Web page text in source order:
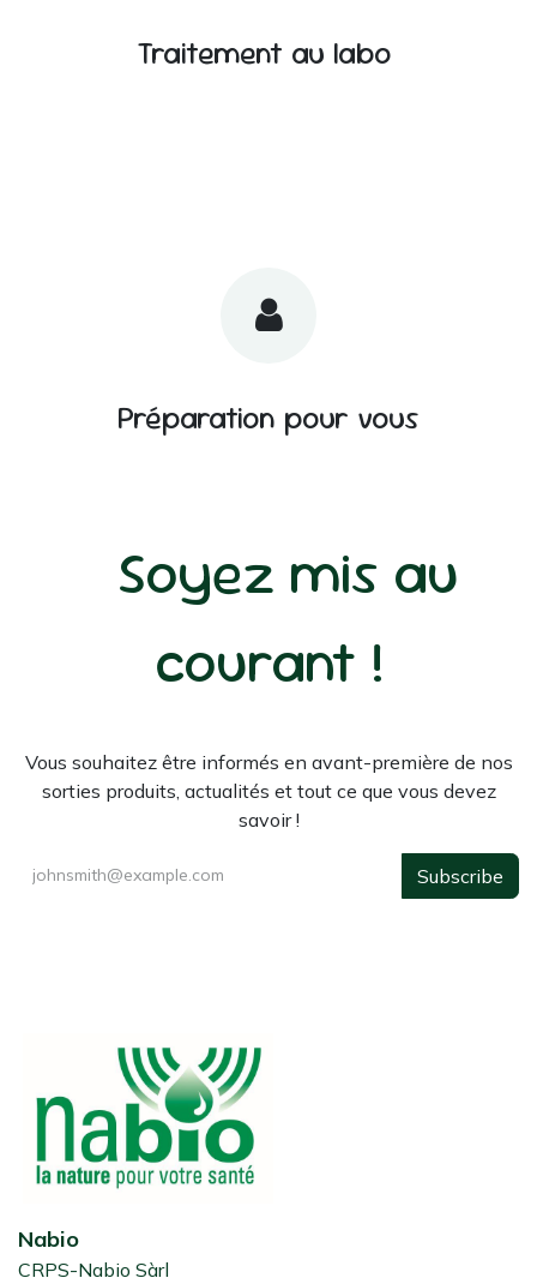
Traitement au labo
Préparation pour vous
Soyez mis au
courant !
Vous souhaitez être informés en avant-première de nos
sorties produits, actualités et tout ce que vous devez
savoir !
Subscribe
Nabio
CRPS-Nabio Sàrl